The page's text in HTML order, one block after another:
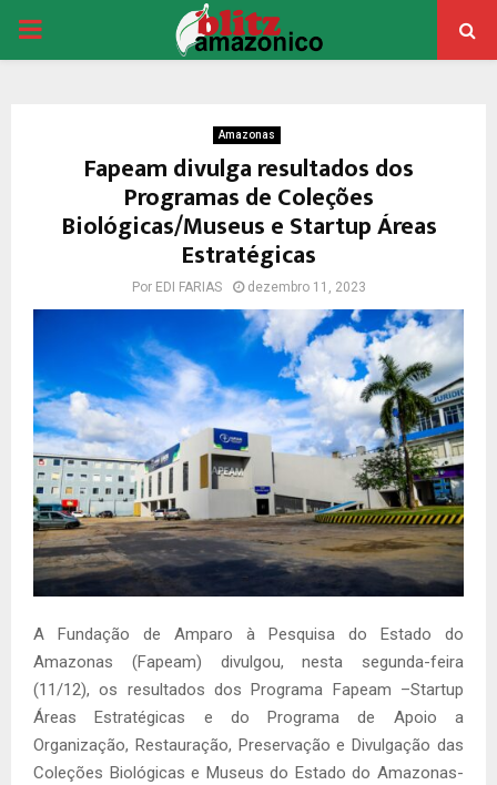
PRIMARY
Amazonas
Fapeam divulga resultados dos
Programas de Coleções
Biológicas/Museus e Startup Áreas
Estratégicas
Por EDI FARIAS dezembro 11, 2023
A Fundação de Amparo à Pesquisa do Estado do
Amazonas (Fapeam) divulgou, nesta segunda-feira
(11/12), os resultados dos Programa Fapeam –Startup
Áreas Estratégicas e do Programa de Apoio a
Organização, Restauração, Preservação e Divulgação das
Coleções Biológicas e Museus do Estado do Amazonas-